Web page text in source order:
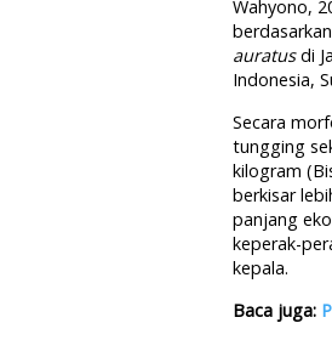
Wahyono,
auratusdi
Indonesia,
Secara
tungging
kilogram
berkisar
panjang
keperak-
kepala.
Baca juga: